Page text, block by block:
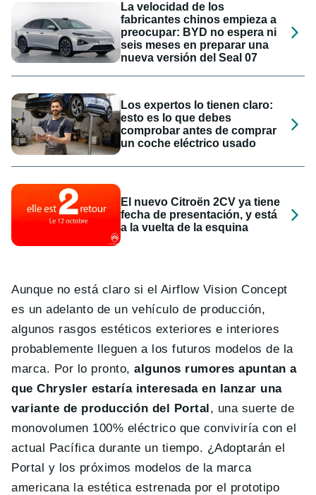
La velocidad de los
fabricantes chinos empieza a
preocupar: BYD no espera ni
seis meses en preparar una
nueva versión del Seal 07
Los expertos lo tienen claro:
esto es lo que debes
comprobar antes de comprar
un coche eléctrico usado
El nuevo Citroën 2CV ya tiene
fecha de presentación, y está
a la vuelta de la esquina
Aunque no está claro si el Airflow Vision Concept
es un adelanto de un vehículo de producción,
algunos rasgos estéticos exteriores e interiores
probablemente lleguen a los futuros modelos de la
marca. Por lo pronto, algunos rumores apuntan a
que Chrysler estaría interesada en lanzar una
variante de producción del Portal, una suerte de
monovolumen 100% eléctrico que conviviría con el
actual Pacífica durante un tiempo. ¿Adoptarán el
Portal y los próximos modelos de la marca
americana la estética estrenada por el prototipo